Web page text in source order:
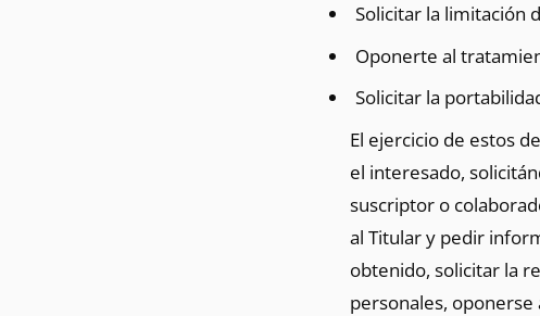
Solicitar la limitación
Oponerte al
Solicitar la
El ejercicio de estos
el interesado,
suscriptor o
al Titular y pedir
obtenido, solicitar la
personales,